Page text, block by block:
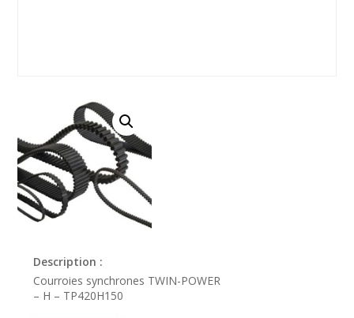
Description :
Courroies synchrones TWIN-POWER
– H – TP420H150